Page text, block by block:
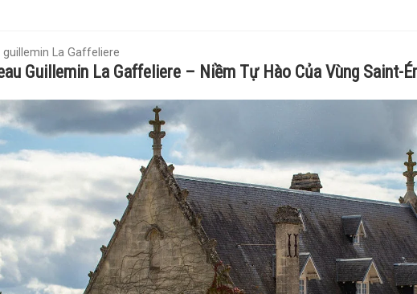
guillemin La Gaffeliere
Guillemin La Gaffeliere – Niềm Tự Hào Của Vùng Saint-